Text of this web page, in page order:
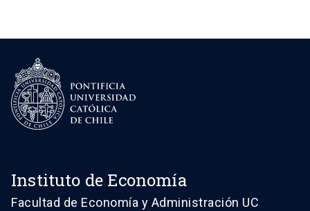
Instituto de Economía
Facultad de Economía y Administración UC